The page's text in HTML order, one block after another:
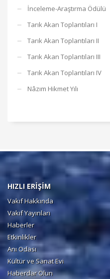
İnceleme-Araştırma Ödülü
Tarık Akan Toplantıları I
Tarık Akan Toplantıları II
Tarık Akan Toplantıları III
Tarık Akan Toplantıları IV
Nâzım Hikmet Yılı
HIZLI ERİŞİM
Vakıf Hakkında
Vakıf Yayınları
Haberler
Etkinlikler
Anı Odası
Kültür ve Sanat Evi
Haberdar Olun